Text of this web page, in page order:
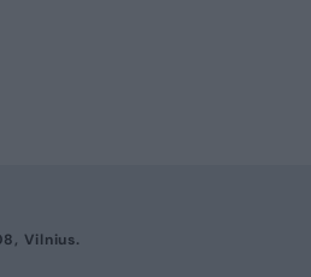
Vilnius.